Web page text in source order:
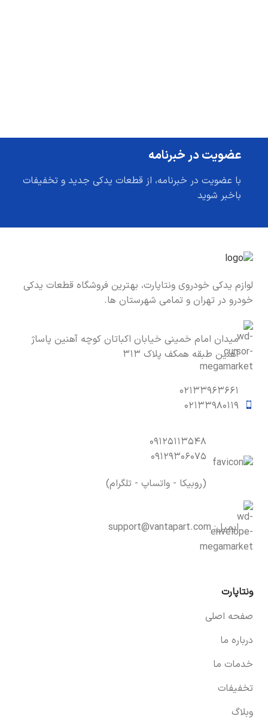
عضویت در خبرنامه
با عضویت در خبرنامه، از قطعات یدکی جدید و تخفیفات
باخبر شوید
لوازم یدکی خودروی ونتاپارت، بهترین فروشگاه قطعات یدکی
خودرو در تهران و تمامی شهرستان ها.
میدان امام خمینی خیابان اکباتان کوچه آهنین پاساژ
آهنین طبقه همکف پلاک ۳۱۳
۰۲۱۳۳۹۶۳۶۶۱
۰۲۱۳۳۹۸۰۱۱۹
۰۹۱۲۵۱۱۳۵۴۸
۰۹۱۲۹۳۰۶۰۷۵
(روبیکا - واتساپ - تلگرام)
ایمیل:support@vantapart.com
ونتاپارت
صفحه اصلی
درباره ما
خدمات ما
تخفیفات
وبلاگ